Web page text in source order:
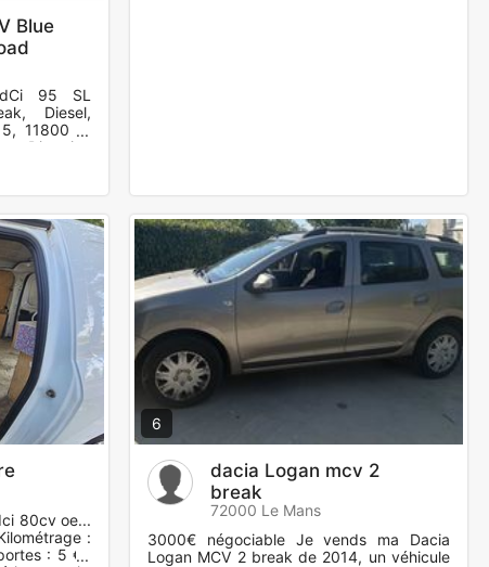
Blue
95 SL
Diesel,
11800 €.
Direction
80cv oe...
:
: 5 €¢
6
dacia Logan mcv 2
break
72000 Le Mans
3000€ négociable Je vends ma Dacia
Logan MCV 2 break de 2014, un véhicule